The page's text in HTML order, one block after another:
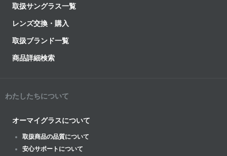
取扱サングラス一覧
レンズ交換・購入
取扱ブランド一覧
商品詳細検索
わたしたちについて
オーマイグラスについて
取扱商品の品質について
安心サポートについて